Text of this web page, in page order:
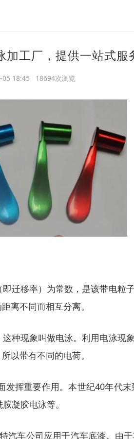
加工厂，提供一站式服
05 18:45 18694次浏览
迁移率）为常数，是该带电粒
离不同而相互分离。
种现象叫做电泳。利用电泳现
以带有不同的电荷。
挥重要作用。本世纪40年代
凝胶电泳等。
车公司应用于汽车底漆。由